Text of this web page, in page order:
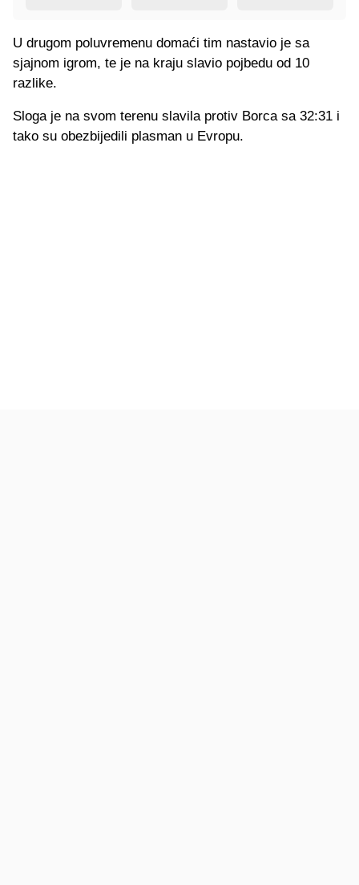
U drugom poluvremenu domaći tim nastavio je sa
sjajnom igrom, te je na kraju slavio pojbedu od 10
razlike.
Sloga je na svom terenu slavila protiv Borca sa 32:31 i
tako su obezbijedili plasman u Evropu.